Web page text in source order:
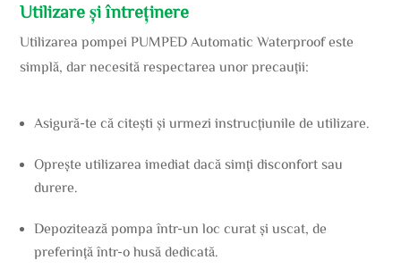
Utilizare și întreținere
Utilizarea pompei PUMPED Automatic Waterproof este
simplă, dar necesită respectarea unor precauții:
Asigură-te că citești și urmezi instrucțiunile de utilizare.
Oprește utilizarea imediat dacă simți disconfort sau
durere.
Depozitează pompa într-un loc curat și uscat, de
preferință într-o husă dedicată.